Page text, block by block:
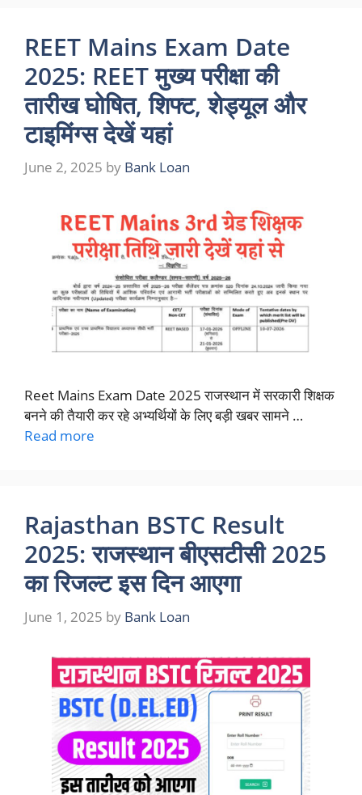
REET Mains Exam Date
2025: REET मुख्य परीक्षा की
तारीख घोषित, शिफ्ट, शेड्यूल और
टाइमिंग्स देखें यहां
June 2, 2025 by Bank Loan
Reet Mains Exam Date 2025 राजस्थान में सरकारी शिक्षक
बनने की तैयारी कर रहे अभ्यर्थियों के लिए बड़ी खबर सामने …
Read more
Rajasthan BSTC Result
2025: राजस्थान बीएसटीसी 2025
का रिजल्ट इस दिन आएगा
June 1, 2025 by Bank Loan